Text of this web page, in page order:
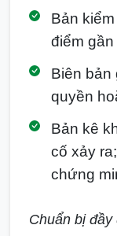
Bản
điểm
Biên
quyền
Bản kê
cố xảy
chứng
Chuẩn bị